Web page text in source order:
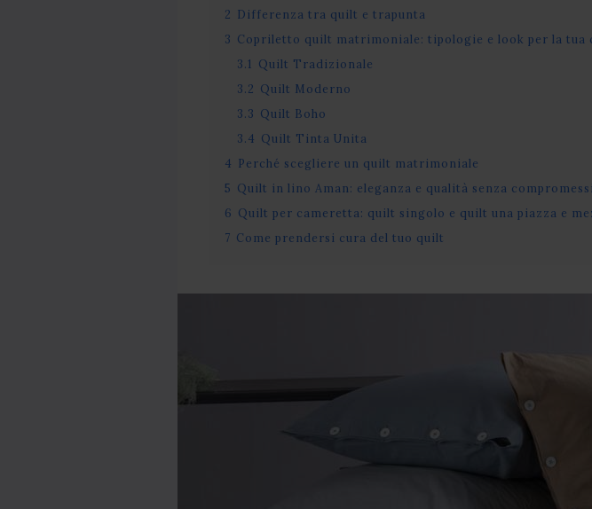
2 Differenza tra quilt e trapunta
3 Copriletto quilt matrimoniale: tipologie e look per la tua
3.1
Quilt Tradizionale
3.2 Quilt Moderno
3.3 Quilt Boho
3.4 Quilt Tinta Unita
4 Perché scegliere un quilt matrimoniale
5 Quilt in lino Aman: eleganza e qualità senza compromessi
6 Quilt per cameretta: quilt singolo e quilt una piazza e
7 Come prendersi cura del tuo quilt